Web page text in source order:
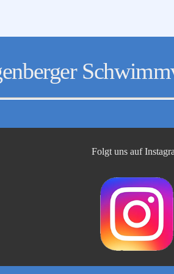
Folgt uns auf